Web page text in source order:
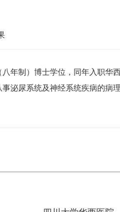
年制）博士学位，同年入职
泌尿系统及神经系统疾病的